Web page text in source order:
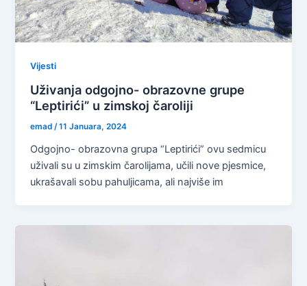
Vijesti
Uživanja odgojno- obrazovne grupe
“Leptirići” u zimskoj čaroliji
emad/11 Januara, 2024
Odgojno- obrazovna grupa “Leptirići” ovu sedmicu
uživali su u zimskim čarolijama, učili nove pjesmice,
ukrašavali sobu pahuljicama, ali najviše im